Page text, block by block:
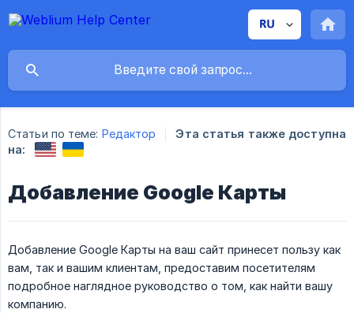
Статьи по теме: Редактор
Эта статья также доступна
на:
Добавление Google Карты
Добавление Google Карты на ваш сайт принесет пользу как
вам, так и вашим клиентам, предоставим посетителям
подробное наглядное руководство о том, как найти вашу
компанию.